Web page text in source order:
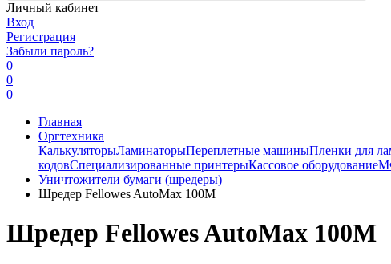
Личный кабинет
Вход
Регистрация
Забыли пароль?
0
0
0
Главная
Оргтехника
КалькуляторыЛаминаторыПереплетные машиныПленки для
кодовСпециализированные принтерыКассовое оборудование
Уничтожители бумаги (шредеры)
Шредер Fellowes AutoMax 100M
Шредер Fellowes AutoMax 100M